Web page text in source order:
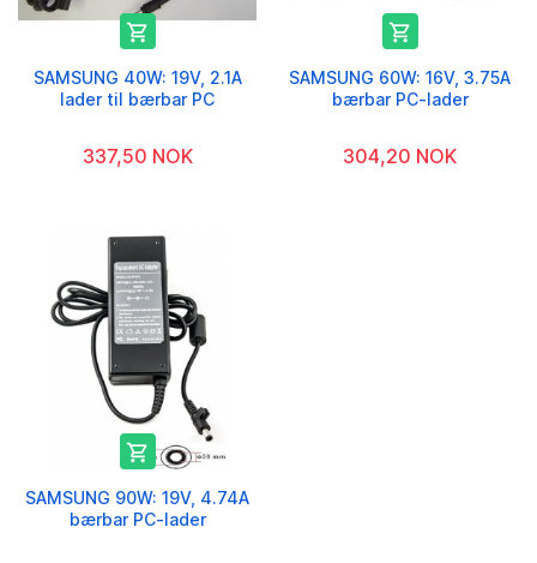

SAMSUNG 40W: 19V, 2.1A
lader til bærbar PC
337,50 NOK

SAMSUNG 60W: 16V, 3.75A
bærbar PC-lader
304,20 NOK

SAMSUNG 90W: 19V, 4.74A
bærbar PC-lader